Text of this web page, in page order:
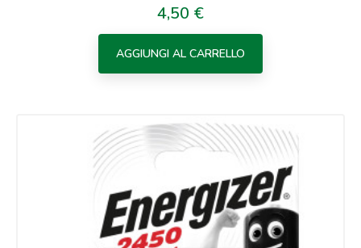
Prezzo
4,50 €
AGGIUNGI AL CARRELLO